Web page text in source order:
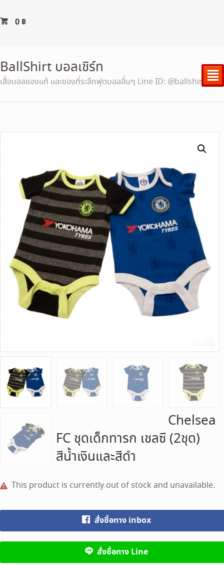
0 ฿
BallShirt บอลเชิร์ท
เสื้อบอลของแท้ และของที่ระลึกฟุตบอลอื่นๆ Line ID: @ballshirt²
Chelsea
FC ชุดเด็กทารก เชลซี (2ชุด)
สีน้ำเงินและสีดำ
This product is currently out of stock and unavailable.
สั่งซื้อทาง inbox
สั่งซื้อทาง Line